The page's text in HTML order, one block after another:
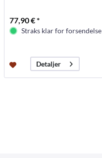
77,90 € *
Straks klar for forsendelse
Detaljer